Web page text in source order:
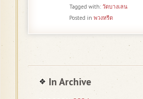
Tagged with: วัดบางเลน
Posted in พวงหรีด
In Archive